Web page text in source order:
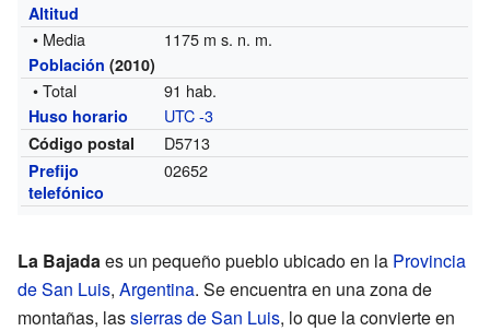
Altitud
• Media 1175 m s. n. m.
Población (2010)
• Total 91 hab.
Huso horario UTC -3
Código postal D5713
Prefijo
telefónico
02652
La Bajadaes un pequeño pueblo ubicado en la Provincia
de San Luis, Argentina. Se encuentra en una zona de
montañas, lassierras de San Luis, lo que la convierte en